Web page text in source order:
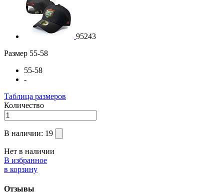
95243
Размер 55-58
55-58
-
Таблица размеров
Количество
В наличии: 19
Нет в наличии
В избранное
в корзину
Отзывы